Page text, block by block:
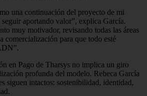
una continuación del proyecto de mi
aportando valor”, explica García.
muy motivador, revisando todas las áreas
comercialización para que todo esté
en Pago de Tharsys no implica un giro
profunda del modelo. Rebeca García
siguen intactos: sostenibilidad, identidad,